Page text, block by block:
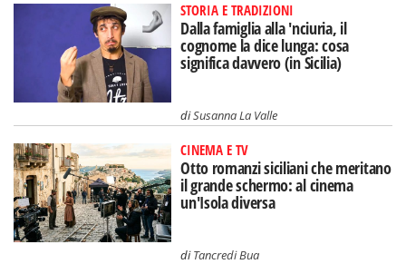
STORIA E TRADIZIONI
Dalla famiglia alla 'nciuria, il
cognome la dice lunga: cosa
significa davvero (in Sicilia)
diSusanna La Valle
CINEMA E TV
Otto romanzi siciliani che meritano
il grande schermo: al cinema
un'Isola diversa
diTancredi Bua